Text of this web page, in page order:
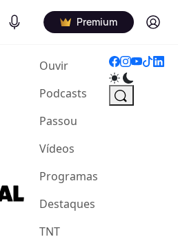
Podcasts Premium Log in
Ouvir(current)
Podcasts
Passou
Vídeos
Programas
Destaques
TNT